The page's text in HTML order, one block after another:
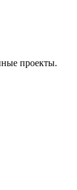
проекты.